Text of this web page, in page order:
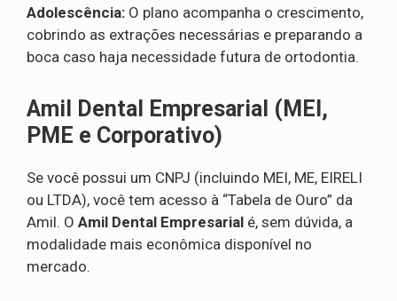
Adolescência: O plano acompanha o crescimento,
cobrindo as extrações necessárias e preparando a
boca caso haja necessidade futura de ortodontia.
Amil Dental Empresarial (MEI,
PME e Corporativo)
Se você possui um CNPJ (incluindo MEI, ME, EIRELI
ou LTDA), você tem acesso à “Tabela de Ouro” da
Amil. O Amil Dental Empresarial é, sem dúvida, a
modalidade mais econômica disponível no
mercado.